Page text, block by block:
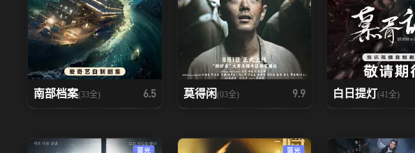
南部档案(33全) 6.5 莫得闲(03全) 9.9 白日提灯(41全)
蓝光 蓝光